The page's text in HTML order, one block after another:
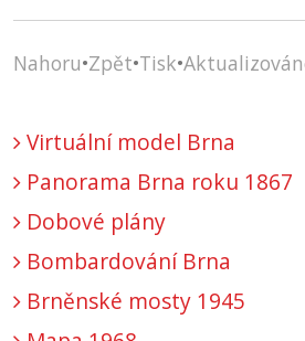
Nahoru•Zpět•Tisk•
Virtuální model Brna
Panorama Brna roku 1867
Dobové plány
Bombardování Brna
Brněnské mosty 1945